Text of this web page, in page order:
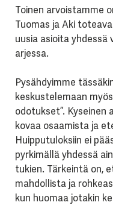
Toinen arvoistamme
Tuomas ja Aki
uusia asioita
arjessa.
Pysähdyimme
keskustelemaan
odotukset”. Kyseinen
kovaa osaamista ja
Huipputuloksiin ei
pyrkimällä yhdessä
tukien. Tärkeintä on,
mahdollista ja
kun huomaa jotakin